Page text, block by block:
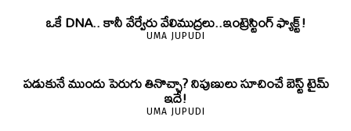
ఒకే DNA.. కానీ వేర్వేరు వేలిముద్రలు..ఇంట్రెస్టింగ్ ఫ్యాక్ట్!
UMA JUPUDI
పడుకునే ముందు పెరుగు తినొచ్చా? నిపుణులు సూచించే బెస్ట్ టైమ్
ఇదే!
UMA JUPUDI